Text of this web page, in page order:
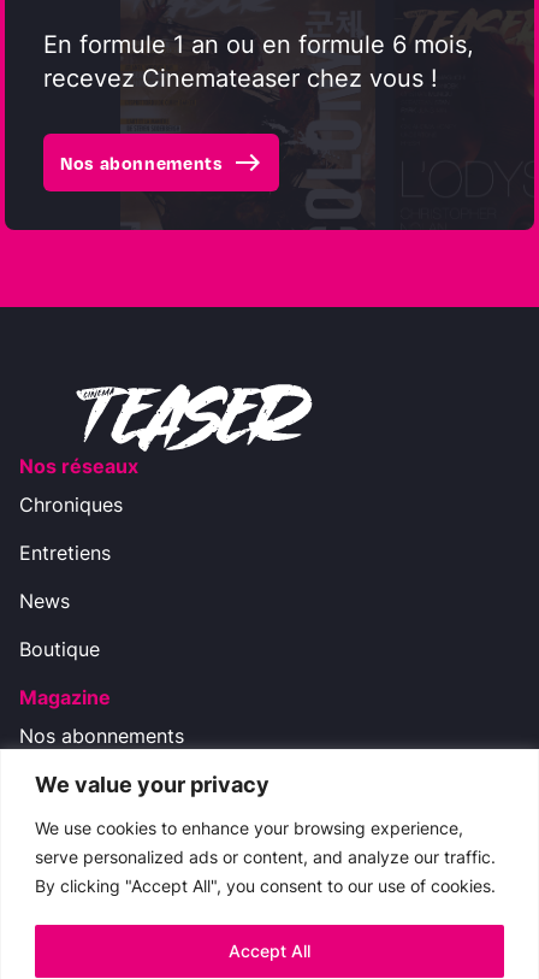
We value your privacy
We use cookies to enhance your browsing experience,
serve personalized ads or content, and analyze our traffic.
By clicking "Accept All", you consent to our use of cookies.
Accept All
En formule 1 an ou en formule 6 mois,
recevez Cinemateaser chez vous !
Nos abonnements east
Nos réseaux
Chroniques
Entretiens
News
Boutique
Magazine
Nos abonnements
Nos réseaux
Nous contacter
boutique.cinemateaser@gmail.com